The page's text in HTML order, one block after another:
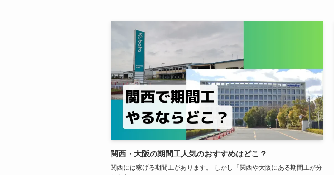
関西・大阪の期間工人気のおすすめはどこ？
関西には稼げる期間工があります。 しかし「関西や大阪にある期間工が分